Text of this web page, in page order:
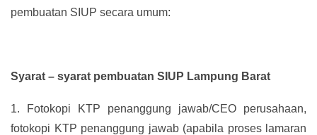
pembuatan SIUP secara umum:
Syarat – syarat pembuatan SIUP Lampung Barat
1.
Fotokopi KTP penanggung jawab/CEO perusahaan,
fotokopi KTP penanggung jawab (apabila proses lamaran